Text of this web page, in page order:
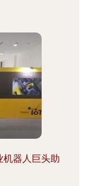
机器人巨头助